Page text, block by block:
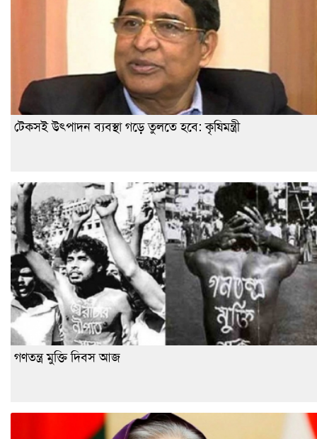
টেকসই উৎপাদন ব্যবস্থা গড়ে তুলতে হবে: কৃষিমন্ত্রী
গণতন্ত্র মুক্তি দিবস আজ